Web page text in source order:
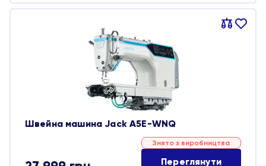
Порівняти
В
Швейна машина Jack A5E-WNQ
Знято з виробництва
Переглянути